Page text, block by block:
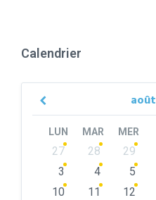
Calendrier
août
Previous
LUN MAR MER
Skip
calendar
27 28 29
3
4 5
10
11 12